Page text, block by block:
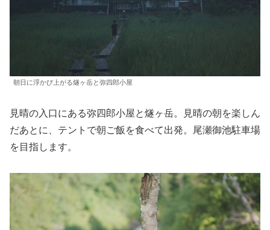
朝日に浮かび上がる燧ヶ岳と弥四郎小屋
見晴の入口にある弥四郎小屋と燧ヶ岳。見晴の朝を楽しん
だあとに、テントで朝ご飯を食べて出発。尾瀬御池駐車場
を目指します。